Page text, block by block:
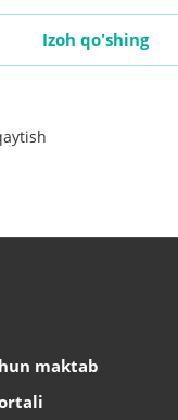
Izoh qo'shing
maktab